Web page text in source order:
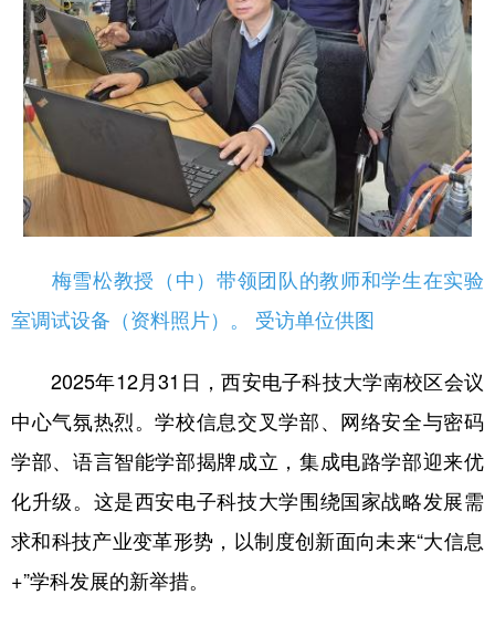
梅雪松教授（中）带领团队的教师和学生在实验
室调试设备（资料照片）。 受访单位供图
2025年12月31日，西安电子科技大学南校区会议
中心气氛热烈。学校信息交叉学部、网络安全与密码
学部、语言智能学部揭牌成立，集成电路学部迎来优
化升级。这是西安电子科技大学围绕国家战略发展需
求和科技产业变革形势，以制度创新面向未来“大信息
+”学科发展的新举措。